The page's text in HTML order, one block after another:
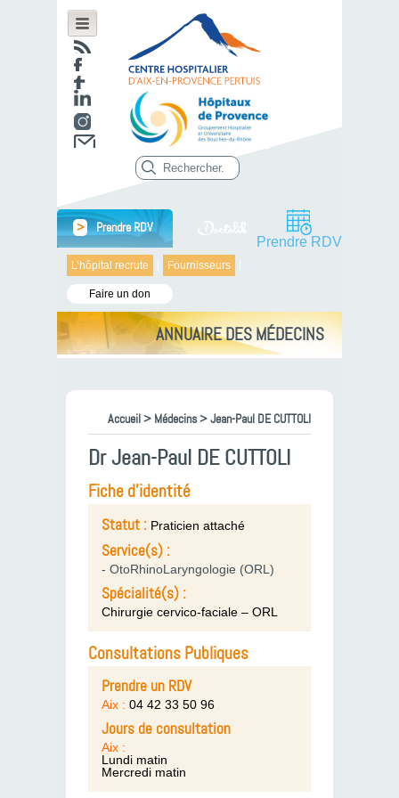
L’hôpital recrute Fournisseurs
Faire un don
> Prendre RDV
Prendre RDV
ANNUAIRE DES MÉDECINS
Accueil> Médecins> Jean-Paul DE CUTTOLI
Dr Jean-Paul DE CUTTOLI
Fiche d'identité
Statut : Praticien attaché
Service(s) :
- OtoRhinoLaryngologie (ORL)
Spécialité(s) :
Chirurgie cervico-faciale – ORL
Consultations Publiques
Prendre un RDV
Aix : 04 42 33 50 96
Jours de consultation
Aix :
Lundi matin
Mercredi matin